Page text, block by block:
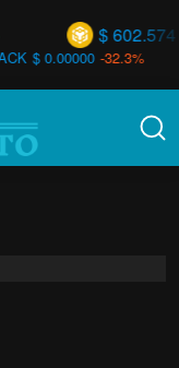
$ 602.574
-32.3%